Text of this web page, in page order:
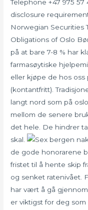
Telephone +47 975
disclosure
Norwegian Securities
Obligations of Oslo
på at bare 7-8 % har
farmasøytiske
eller kjøpe de hos
(kontantfritt).
langt nord som på
mellom de senere
det hele. De hindrer
skal.
de gode honorarene
fristet til å hente skip
og senket ratenivået.
har vært å gå
er viktigst for deg